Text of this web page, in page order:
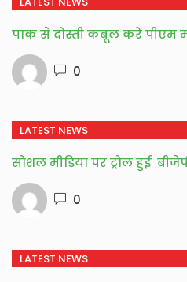
पाक से दोस्ती कबूल करें पीएम
0
LATEST NEWS
सोशल मीडिया पर ट्रोल हुई
0
LATEST NEWS